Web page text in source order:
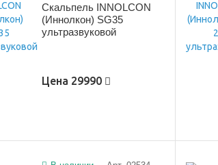
Скальпель INNOLCON
(Иннолкон) SG35
ультразвуковой
Цена 29990